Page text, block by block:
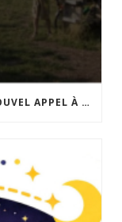
« INSPIRONS LE QUARTIER » : UN NOUVEL APPEL À PROJETS EST LANCÉ !